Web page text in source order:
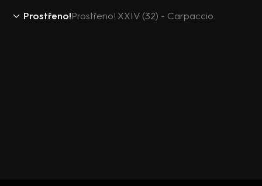
Prostřeno!Prostřeno! XXIV (32) - Carpaccio